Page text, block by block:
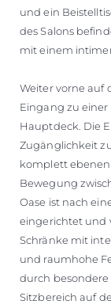
und ein
des Salons
mit einem
Weiter vorne auf
Eingang zu
Hauptdeck. Die
Zugänglichkeit
komplett
Bewegung
Oase ist nach
eingerichtet und
Schränke mit
und raumhohe
durch
Sitzbereich auf